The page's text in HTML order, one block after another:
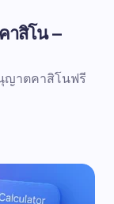
าสิโน –
ญาตคาสิโนฟรี